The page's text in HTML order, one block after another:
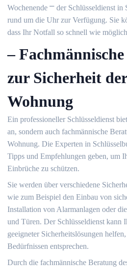
Wochenende ⎻ der Schlüsseldienst in
rund um die Uhr zur Verfügung. Sie
dass Ihr Notfall so schnell wie
–
zur Sicherheit
Wohnung
Ein professioneller Schlüsseldienst
an, sondern auch fachmännische
Wohnung.​ Die Experten in
Tipps und Empfehlungen geben, um
Einbrüche zu schützen.
Sie werden über verschiedene
wie zum Beispiel den Einbau von
Installation von Alarmanlagen oder
und Türen.​ Der Schlüsseldienst kann
geeigneter Sicherheitslösungen
Bedürfnissen entsprechen.
Durch die fachmännische Beratung